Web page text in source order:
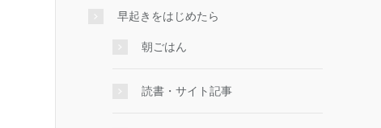
早起きをはじめたら
朝ごはん
読書・サイト記事